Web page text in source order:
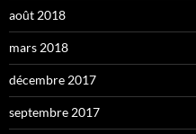
août 2018
mars 2018
décembre 2017
septembre 2017